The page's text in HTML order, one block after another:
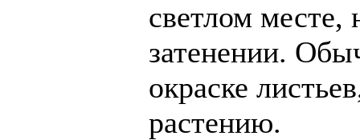
светлом месте,
затенении.
окраске
растению.